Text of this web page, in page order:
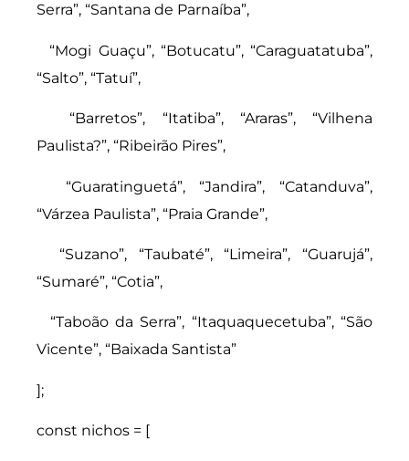
Serra”, “Santana de Parnaíba”,
“Mogi Guaçu”, “Botucatu”, “Caraguatatuba”,
“Salto”, “Tatuí”,
“Barretos”, “Itatiba”, “Araras”, “Vilhena
Paulista?”, “Ribeirão Pires”,
“Guaratinguetá”, “Jandira”, “Catanduva”,
“Várzea Paulista”, “Praia Grande”,
“Suzano”, “Taubaté”, “Limeira”, “Guarujá”,
“Sumaré”, “Cotia”,
“Taboão da Serra”, “Itaquaquecetuba”, “São
Vicente”, “Baixada Santista”
];
const nichos = [